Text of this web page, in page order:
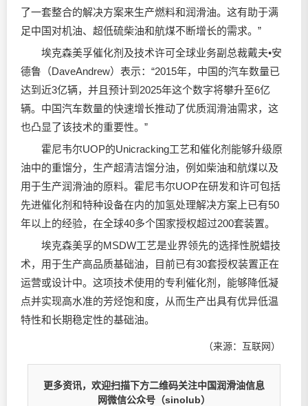
了一套整合的解决方案来生产燃料和润滑油。这有助于满
足中国对机油、超低硫柴油和航煤不断增长的需求。”
埃克森美孚催化剂及技术许可全球业务副总裁戴夫•安
德鲁（DaveAndrew）表示：“2015年，中国的汽车数量已
达到近3亿辆，并且预计到2025年这个数字将攀升至6亿
辆。中国汽车数量的快速增长推动了优质润滑油需求，这
也凸显了该技术的重要性。”
霍尼韦尔UOP的Unicracking工艺和催化剂能够升级原
油中的重馏分，生产超清洁馏分油，例如柴油和航煤以及
用于生产润滑油的原料。霍尼韦尔UOP在研发和许可包括
先进催化剂和特种设备在内的加氢处理解决方案上已有50
年以上的经验，在全球40多个国家授权超过200套装置。
埃克森美孚的MSDW工艺是业界领先的选择性脱蜡技
术，用于生产高品质基础油，目前已有30套授权装置正在
运营或设计中。这项技术使用的专利催化剂，能够降低凝
点并实现高水准的芳烃饱和度，从而生产出具有优异低温
特性和长期稳定性的基础油。
（来源：互联网）
更多资讯，欢迎扫描下方二维码关注中国润滑油信息
网微信公众号（sinolub）